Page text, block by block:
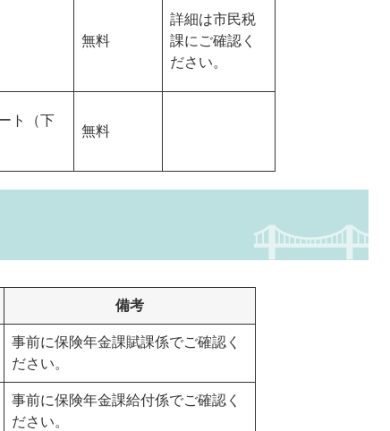
無料
詳細は市民税
課にご確認く
ださい。
ト（下
無料
備考
事前に保険年金課賦課係でご確認く
ださい。
事前に保険年金課給付係でご確認く
ださい。